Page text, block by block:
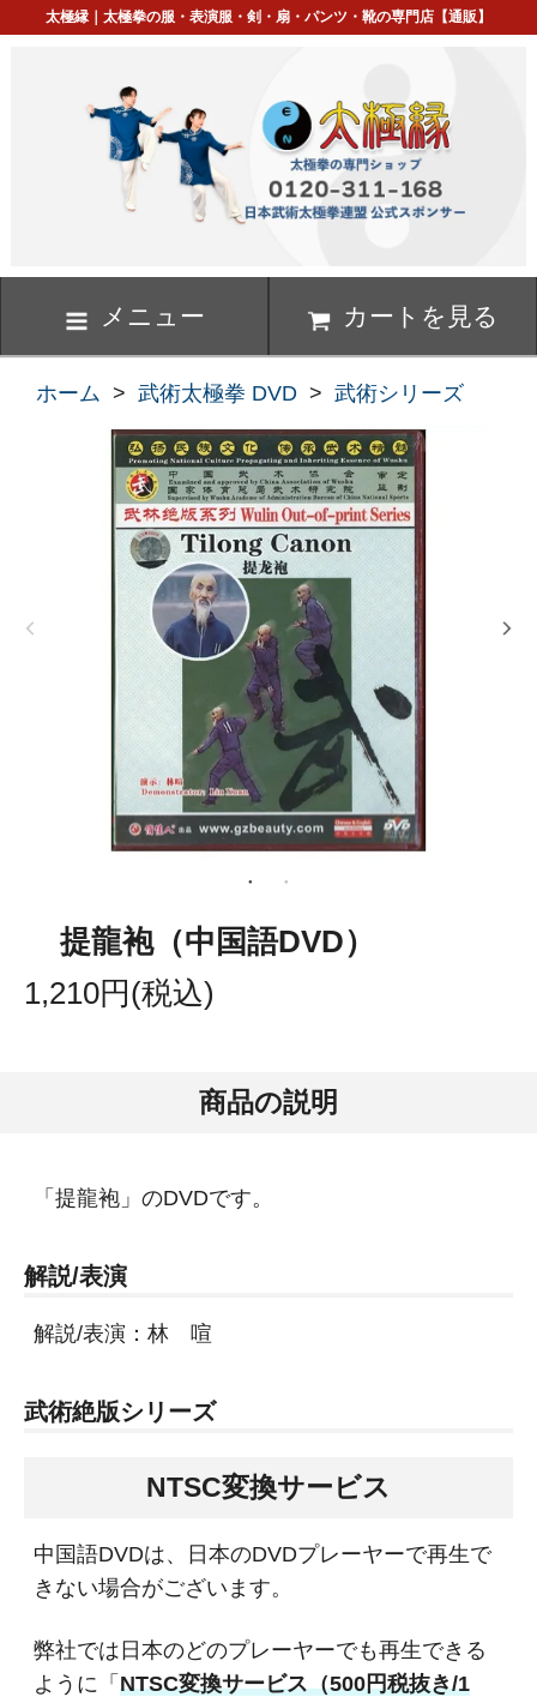
太極縁｜太極拳の服・表演服・剣・扇・パンツ・靴の専門店【通販】
メニュー カートを見る
ホーム > 武術太極拳 DVD > 武術シリーズ
提龍袍（中国語DVD）
1,210円(税込)
商品の説明
「提龍袍」のDVDです。
解説/表演
解説/表演：林 喧
武術絶版シリーズ
NTSC変換サービス
中国語DVDは、日本のDVDプレーヤーで再生で
きない場合がございます。
弊社では日本のどのプレーヤーでも再生できる
ように「 NTSC変換サービス（500円税抜き/1